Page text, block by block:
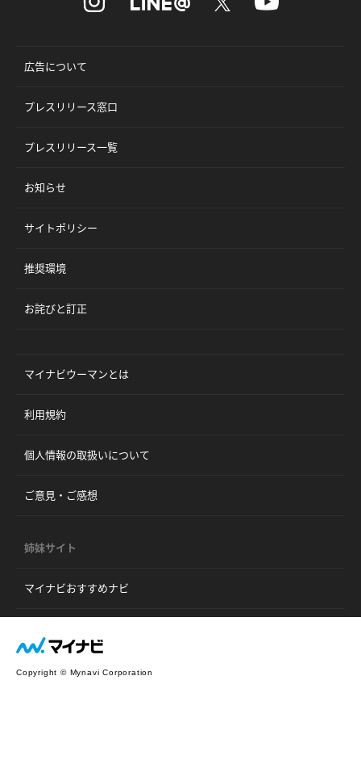
広告について
プレスリリース窓口
プレスリリース一覧
お知らせ
サイトポリシー
推奨環境
お詫びと訂正
マイナビウーマンとは
利用規約
個人情報の取扱いについて
ご意見・ご感想
姉妹サイト
マイナビおすすめナビ
Copyright © Mynavi Corporation